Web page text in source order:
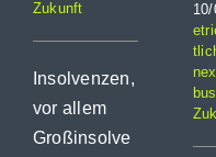
Zukunft
Insolvenzen,
vor allem
Großinsolve